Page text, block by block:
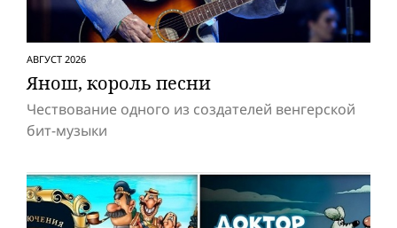
АВГУСТ 2026
Янош, король песни
Чествование одного из создателей венгерской
бит-музыки